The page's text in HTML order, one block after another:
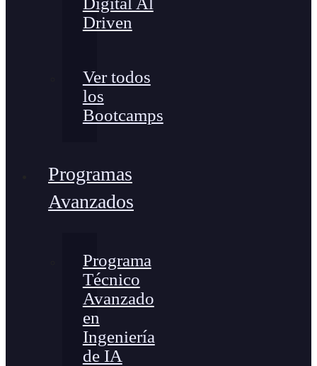
Driven
Ver todos
los
Bootcamps
Programas
Avanzados
Programa
Técnico
Avanzado
en
Ingeniería
de IA